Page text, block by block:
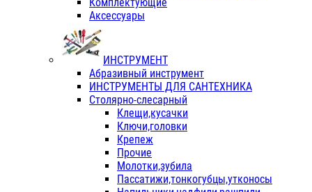
Аксессуары
ИНСТРУМЕНТ
Абразивный инструмент
ИНСТРУМЕНТЫ ДЛЯ САНТЕХНИКА
Столярно-слесарный
Клещи,кусачки
Ключи,головки
Крепеж
Прочие
Молотки,зубила
Пассатижи,тонкогубцы,утконосы